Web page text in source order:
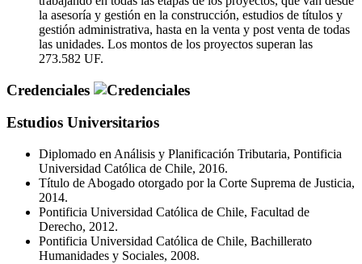
la asesoría y gestión en la construcción, estudios de títulos y
gestión administrativa, hasta en la venta y post venta de todas
las unidades. Los montos de los proyectos superan las
273.582 UF.
Credenciales
Estudios Universitarios
Diplomado en Análisis y Planificación Tributaria, Pontificia
Universidad Católica de Chile, 2016.
Título de Abogado otorgado por la Corte Suprema de Justicia,
2014.
Pontificia Universidad Católica de Chile, Facultad de
Derecho, 2012.
Pontificia Universidad Católica de Chile, Bachillerato
Humanidades y Sociales, 2008.